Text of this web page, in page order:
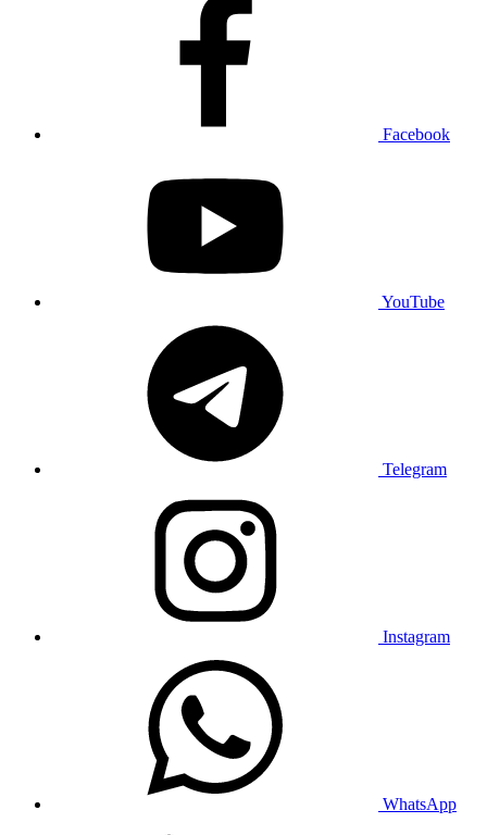
Facebook
YouTube
Telegram
Instagram
WhatsApp